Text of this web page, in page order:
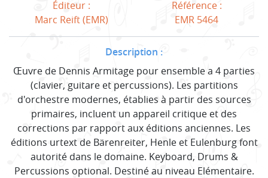
Éditeur :
Marc Reift (EMR)
Référence :
EMR 5464
Description :
Œuvre de Dennis Armitage pour ensemble a 4 parties
(clavier, guitare et percussions). Les partitions
d'orchestre modernes, établies à partir des sources
primaires, incluent un appareil critique et des
corrections par rapport aux éditions anciennes. Les
éditions urtext de Bärenreiter, Henle et Eulenburg font
autorité dans le domaine. Keyboard, Drums &
Percussions optional. Destiné au niveau Elémentaire.